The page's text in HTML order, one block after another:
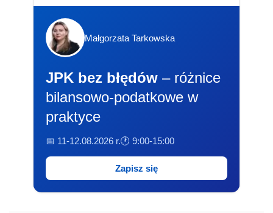
Małgorzata Tarkowska
JPK bez błędów – różnice
bilansowo-podatkowe w
praktyce
📅 11-12.08.2026 r.🕐 9:00-15:00
Zapisz się